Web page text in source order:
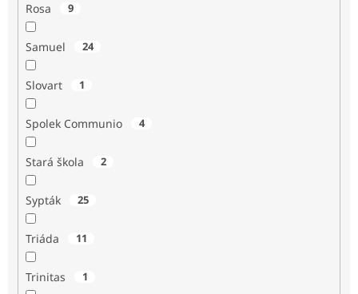
Rosa 9
Samuel 24
Slovart 1
Spolek Communio 4
Stará škola 2
Sypták 25
Triáda 11
Trinitas 1